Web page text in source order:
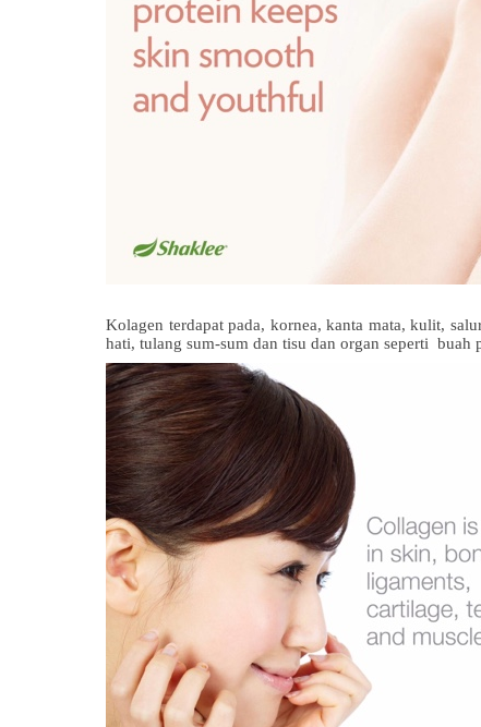
Kolagen terdapat pada, kornea, kanta mata, kulit,
hati, tulang sum-sum dan tisu dan organ seperti buah